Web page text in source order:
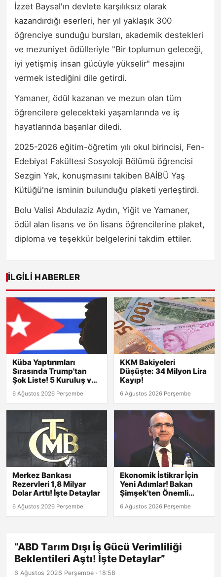
İzzet Baysal'ın devlete karşılıksız olarak
kazandırdığı eserleri, her yıl yaklaşık 300
öğrenciye sunduğu bursları, akademik destekleri
ve mezuniyet ödülleriyle "Bir toplumun geleceği,
iyi yetişmiş insan gücüyle yükselir" mesajını
vermek istediğini dile getirdi.
Yamaner, ödül kazanan ve mezun olan tüm
öğrencilere gelecekteki yaşamlarında ve iş
hayatlarında başarılar diledi.
2025-2026 eğitim-öğretim yılı okul birincisi, Fen-
Edebiyat Fakültesi Sosyoloji Bölümü öğrencisi
Sezgin Yak, konuşmasını takiben BAİBÜ Yaş
Kütüğü'ne isminin bulunduğu plaketi yerleştirdi.
Bolu Valisi Abdulaziz Aydın, Yiğit ve Yamaner,
ödül alan lisans ve ön lisans öğrencilerine plaket,
diploma ve teşekkür belgelerini takdim ettiler.
İLGILI HABERLER
Küba Yaptırımları
Sırasında Trump'tan
Şok Liste! 5 Kuruluş ve
6 Ağustos 2026 Perşembe
KKM Bakiyeleri
Düşüşte: 34 Milyon Lira
Kayıp!
6 Ağustos 2026 Perşembe
Merkez Bankası
Rezervleri 1,8 Milyar
Dolar Arttı! İşte Detaylar
6 Ağustos 2026 Perşembe
Ekonomik İstikrar İçin
Yeni Adımlar! Bakan
Şimşek'ten Önemli
6 Ağustos 2026 Perşembe
“ABD Tarım Dışı İş Gücü Verimliliği
Beklentileri Aştı! İşte Detaylar”
6 Ağustos 2026 Perşembe · 18:58